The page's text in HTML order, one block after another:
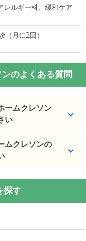
レルギー科、緩和ケア
（月に2回）
のよくある質問
ームクレソン
い
居金・月額料金
2、要介護1、要
ムクレソンの
交通アクセス
279
探す